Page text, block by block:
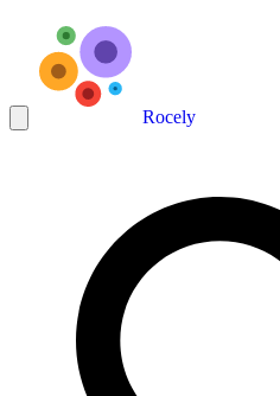
Rocely